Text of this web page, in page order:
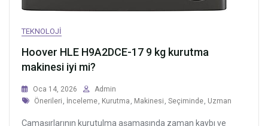
TEKNOLOJI
Hoover HLE H9A2DCE-17 9 kg kurutma
makinesi iyi mi?
Oca 14, 2026
Admin
Tags
Önerileri , İnceleme, Kurutma , Makinesi , Seçiminde, Uzman
Çamaşırlarının kurutulma aşamasında zaman kaybı ve